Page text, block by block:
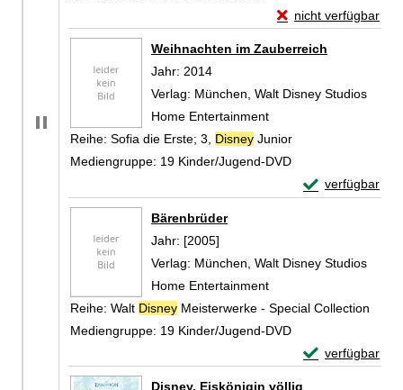
nicht verfügbar
Exemplar-Details
Weihnachten im Zauberreich
Suche nach diesem Verfasser
Jahr: 2014
Verlag: München, Walt Disney Studios
Home Entertainment
Reihe: Sofia die Erste; 3, Disney Junior
Mediengruppe: 19 Kinder/Jugend-DVD
verfügbar
Exemplar-
Bärenbrüder
Suche nach diesem Verfasser
Jahr: [2005]
Verlag: München, Walt Disney Studios
Home Entertainment
Reihe: Walt Disney Meisterwerke - Special Collection
Mediengruppe: 19 Kinder/Jugend-DVD
verfügbar
Exemplar-
Disney. Eiskönigin völlig